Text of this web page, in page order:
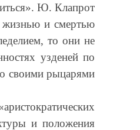
Ю. Клапрот
жизнью и смертью
то они не
узденей по
своими рыцарями
и положения